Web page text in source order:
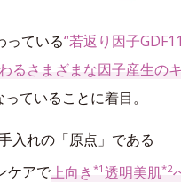
っている“若返り因子
るさまざまな因子産生の
っていることに着目。
入れの「原点」である
ケアで上向き *1 透明美肌*2